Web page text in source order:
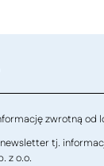
zwrotną od
tj.
z o.o.